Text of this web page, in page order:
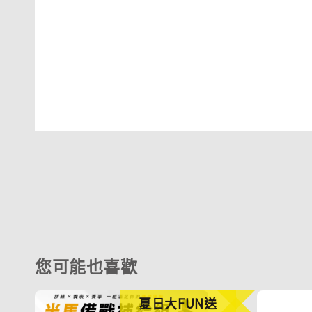
您可能也喜歡
夏日大FUN送